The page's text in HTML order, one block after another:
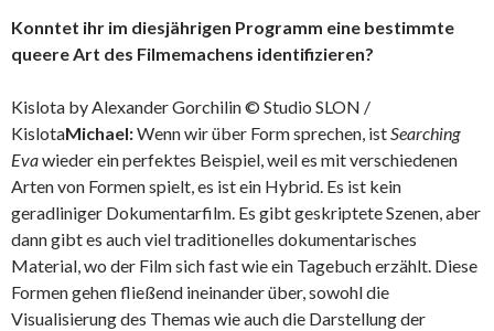
Konntet ihr im diesjährigen Programm eine bestimmte
queere Art des Filmemachens identifizieren?
Kislota by Alexander Gorchilin © Studio SLON /
KislotaMichael:Wenn wir über Form sprechen, istSearching
Evawieder ein perfektes Beispiel, weil es mit verschiedenen
Arten von Formen spielt, es ist ein Hybrid. Es ist kein
geradliniger Dokumentarfilm. Es gibt geskriptete Szenen, aber
dann gibt es auch viel traditionelles dokumentarisches
Material, wo der Film sich fast wie ein Tagebuch erzählt. Diese
Formen gehen fließend ineinander über, sowohl die
Visualisierung des Themas wie auch die Darstellung der